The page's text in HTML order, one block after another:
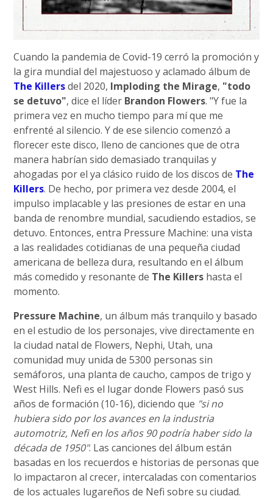
Cuando la pandemia de Covid-19 cerró la promoción y
la gira mundial del majestuoso y aclamado álbum de
The Killersdel 2020, Imploding the Mirage, "todo
se detuvo", dice el líder Brandon Flowers. "Y fue la
primera vez en mucho tiempo para mí que me
enfrenté al silencio. Y de ese silencio comenzó a
florecer este disco, lleno de canciones que de otra
manera habrían sido demasiado tranquilas y
ahogadas por el ya clásico ruido de los discos de The
Killers. De hecho, por primera vez desde 2004, el
impulso implacable y las presiones de estar en una
banda de renombre mundial, sacudiendo estadios, se
detuvo. Entonces, entra Pressure Machine: una vista
a las realidades cotidianas de una pequeña ciudad
americana de belleza dura, resultando en el álbum
más comedido y resonante de The Killers hasta el
momento.
Pressure Machine, un álbum más tranquilo y basado
en el estudio de los personajes, vive directamente en
la ciudad natal de Flowers, Nephi, Utah, una
comunidad muy unida de 5300 personas sin
semáforos, una planta de caucho, campos de trigo y
West Hills. Nefi es el lugar donde Flowers pasó sus
años de formación (10-16), diciendo que "si no
hubiera sido por los avances en la industria
automotriz, Nefi en los años 90 podría haber sido la
década de 1950". Las canciones del álbum están
basadas en los recuerdos e historias de personas que
lo impactaron al crecer, intercaladas con comentarios
de los actuales lugareños de Nefi sobre su ciudad.